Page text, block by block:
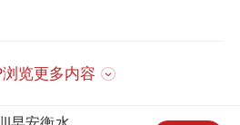
感持久，可长期稳定替
控重、精准塑形人群。
览更多内容